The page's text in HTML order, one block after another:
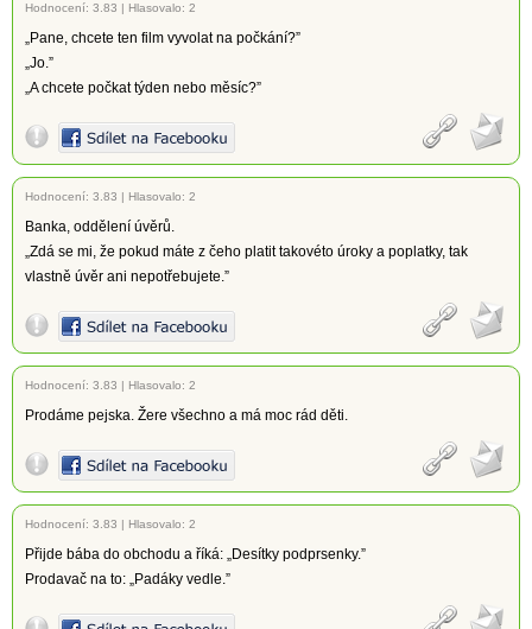
Hodnocení: 3.83 | Hlasovalo: 2
„Pane, chcete ten film vyvolat na počkání?”
„Jo.”
„A chcete počkat týden nebo měsíc?”
Hodnocení: 3.83 | Hlasovalo: 2
Banka, oddělení úvěrů.
„Zdá se mi, že pokud máte z čeho platit takovéto úroky a poplatky, tak
vlastně úvěr ani nepotřebujete.”
Hodnocení: 3.83 | Hlasovalo: 2
Prodáme pejska. Žere všechno a má moc rád děti.
Hodnocení: 3.83 | Hlasovalo: 2
Přijde bába do obchodu a říká: „Desítky podprsenky.”
Prodavač na to: „Padáky vedle.”